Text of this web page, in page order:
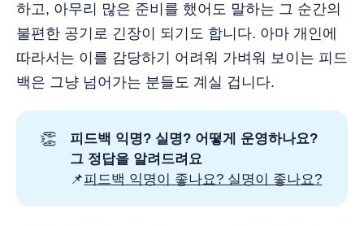
하고, 아무리 많은 준비를 했어도 말하는 그 순간의
불편한 공기로 긴장이 되기도 합니다. 아마 개인에
따라서는 이를 감당하기 어려워 가벼워 보이는 피드
백은 그냥 넘어가는 분들도 계실 겁니다.
👏
피드백 익명? 실명? 어떻게 운영하나요?
그 정답을 알려드려요
📌피드백 익명이 좋나요? 실명이 좋나요?